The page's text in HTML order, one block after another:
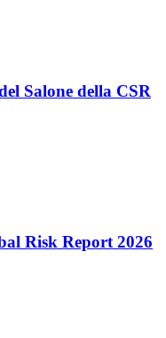
Salone della CSR
Risk Report 2026